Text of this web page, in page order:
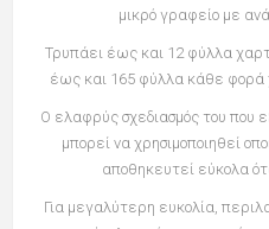
μικρό γραφείο με
Τρυπάει έως και 12 φύλλα
έως και 165 φύλλα κάθε φορά
Ο ελαφρύς σχεδιασμός του που
μπορεί να χρησιμοποιηθεί
αποθηκευτεί εύκολα
Για μεγαλύτερη ευκολία,